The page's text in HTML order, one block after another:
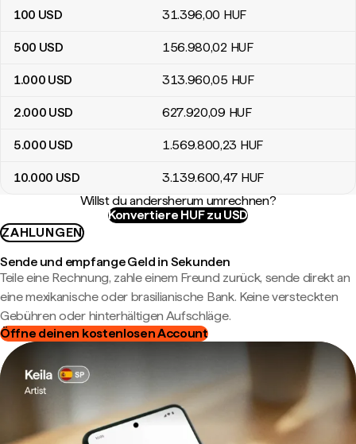
100 USD 31.396,00 HUF
500 USD 156.980,02 HUF
1.000 USD 313.960,05 HUF
2.000 USD 627.920,09 HUF
5.000 USD 1.569.800,23 HUF
10.000 USD 3.139.600,47 HUF
Willst du andersherum umrechnen?
Konvertiere HUF zu USD
ZAHLUNGEN
Sende und empfange Geld in Sekunden
Teile eine Rechnung, zahle einem Freund zurück, sende direkt an
eine mexikanische oder brasilianische Bank. Keine versteckten
Gebühren oder hinterhältigen Aufschläge.
Öffne deinen kostenlosen Account